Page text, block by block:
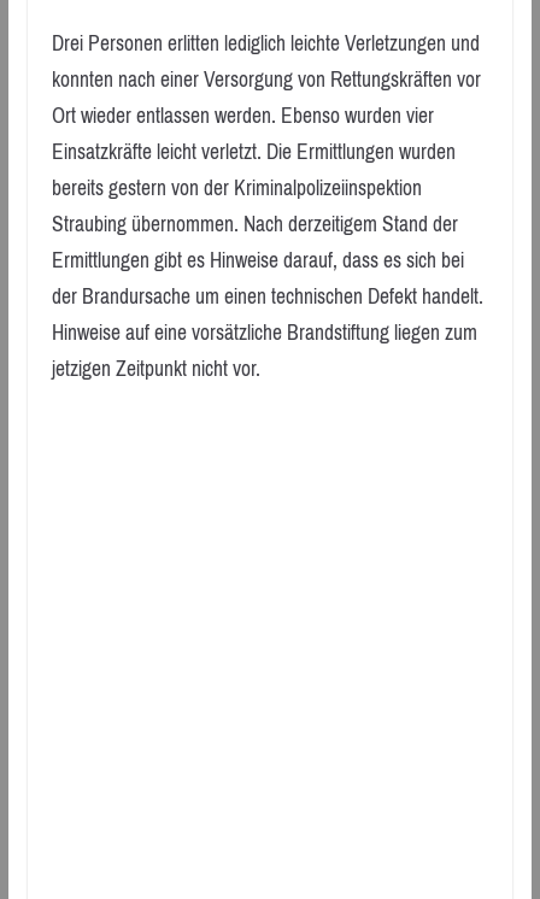
Drei Personen erlitten lediglich leichte Verletzungen und
konnten nach einer Versorgung von Rettungskräften vor
Ort wieder entlassen werden. Ebenso wurden vier
Einsatzkräfte leicht verletzt. Die Ermittlungen wurden
bereits gestern von der Kriminalpolizeiinspektion
Straubing übernommen. Nach derzeitigem Stand der
Ermittlungen gibt es Hinweise darauf, dass es sich bei
der Brandursache um einen technischen Defekt handelt.
Hinweise auf eine vorsätzliche Brandstiftung liegen zum
jetzigen Zeitpunkt nicht vor.